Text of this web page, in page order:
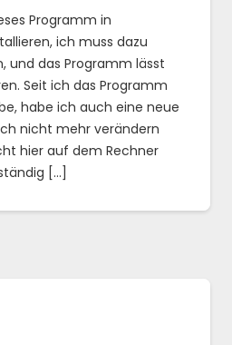
Programm in
ich muss dazu
und das Programm lässt
Seit ich das Programm
habe ich auch eine neue
nicht mehr verändern
hier auf dem Rechner
[…]